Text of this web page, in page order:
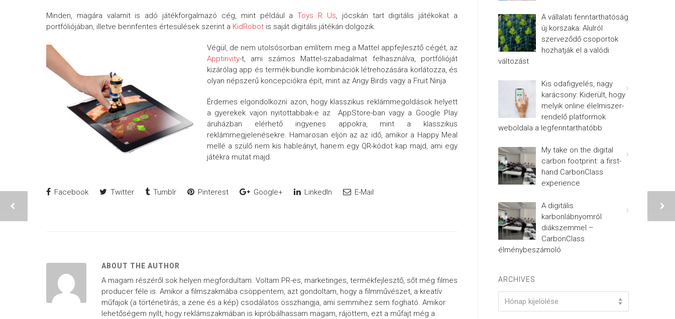
Minden, magára valamit is adó játékforgalmazó cég, mint például aToys R Us, jócskán tart digitális játékokat a
portfóliójában, illetve bennfentes értesülések szerint a KidRobot is saját digitális játékán dolgozik.
Végül, de nem utolsósorban említem meg a Mattel appfejlesztő cégét, az
Apptinvity-t, ami számos Mattel-szabadalmat felhasználva, portfólióját
kizárólag app és termék-bundle kombinációk létrehozására korlátozza, és
olyan népszerű koncepciókra épít, mint az Angy Birds vagy a Fruit Ninja.
Érdemes elgondolkozni azon, hogy klasszikus reklámmegoldások helyett
a gyerekek vajon nyitottabbak-e az AppStore-ban vagy a Google Play
áruházban elérhető ingyenes appokra, mint a klasszikus
reklámmegjelenésekre. Hamarosan eljön az az idő, amikor a Happy Meal
mellé a szülő nem kis hableányt, hanem egy QR-kódot kap majd, ami egy
játékra mutat majd.
Facebook Twitter Tumblr Pinterest Google+ LinkedIn E-Mail
ABOUT THE AUTHOR
A magam részéről sok helyen megfordultam. Voltam PR-es, marketinges, termékfejlesztő, sőt még filmes
producer féle is. Amikor a filmszakmába csöppentem, azt gondoltam, hogy a filmművészet, a kreatív
műfajok (a történetírás, a zene és a kép) csodálatos összhangja, ami semmihez sem fogható. Amikor
lehetőségem nyílt, hogy reklámszakmában is kipróbálhassam magam, rájöttem, ezt a műfajt még a
A vállalati fenntarthatóság
új korszaka: Alulról
szerveződő csoportok
hozhatják el a valódi
változást
Kis odafigyelés, nagy
karácsony: Kiderült, hogy
melyik online élelmiszer-
rendelő platformok
weboldala a legfenntarthatóbb
My take on the digital
carbon footprint: a first-
hand CarbonClass
experience
A digitális
karbonlábnyomról
diákszemmel –
CarbonClass
élménybeszámoló
ARCHIVES
Hónap kijelölése